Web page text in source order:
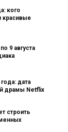
кого
красивые
9 августа
дата
драмы Netflix
строить